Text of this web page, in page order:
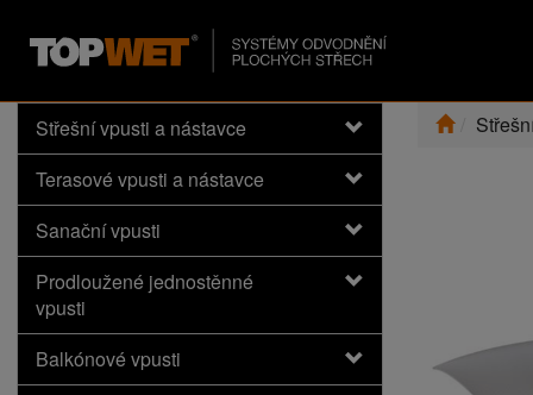
Střešní vpusti a nástavce
Terasové vpusti a nástavce
Sanační vpusti
Prodloužené jednostěnné
vpusti
Balkónové vpusti